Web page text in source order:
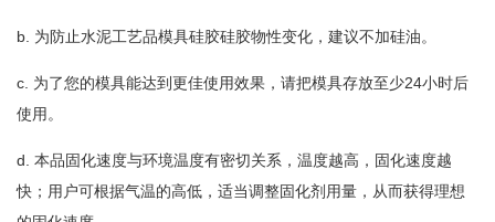
b. 为防止水泥工艺品模具硅胶硅胶物性变化，建议不加硅油。
c. 为了您的模具能达到更佳使用效果，请把模具存放至少24小时后
使用。
d. 本品固化速度与环境温度有密切关系，温度越高，固化速度越
快；用户可根据气温的高低，适当调整固化剂用量，从而获得理想